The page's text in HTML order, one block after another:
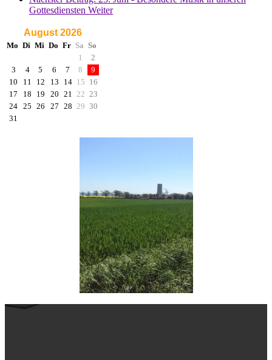
Gottesdiensten Weiter
August 2026
Mo Di Mi Do Fr Sa So
1
2
3
4 5 6 7 8
9
10
11 12 13 14 15 16
17
18 19 20 21 22 23
24 25 26 27 28 29 30
31